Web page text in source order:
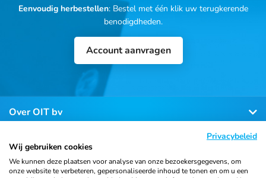
Eenvoudig herbestellen: Bestel met één klik uw terugkerende
benodigdheden.
Account aanvragen
Over OIT bv
Klantenservice
Privacybeleid
Wij gebruiken cookies
We kunnen deze plaatsen voor analyse van onze bezoekersgegevens, om
onze website te verbeteren, gepersonaliseerde inhoud te tonen en om u een